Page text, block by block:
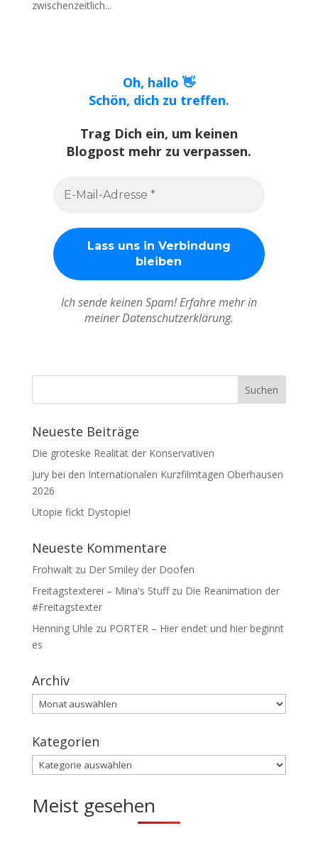
zwischenzeitlich...
Oh, hallo 👋
Schön, dich zu treffen.
Trag Dich ein, um keinen
Blogpost mehr zu verpassen.
Ich sende keinen Spam! Erfahre mehr in
meiner Datenschutzerklärung.
Neueste Beiträge
Die groteske Realität der Konservativen
Jury bei den Internationalen Kurzfilmtagen Oberhausen
2026
Utopie fickt Dystopie!
Neueste Kommentare
Frohwaltzu Der Smiley der Doofen
Freitagstexterei – Mina's Stuffzu Die Reanimation der
#Freitagstexter
Henning Uhle zu PORTER – Hier endet und hier beginnt
es
Archiv
Archiv
Kategorien
Kategorien
Meist gesehen